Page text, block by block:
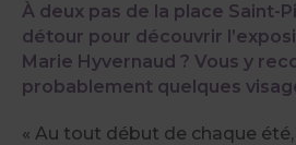
À deux pas de la place Saint-
détour pour découvrir
Marie Hyvernaud ? Vous y
probablement quelques
« Au tout début de chaque